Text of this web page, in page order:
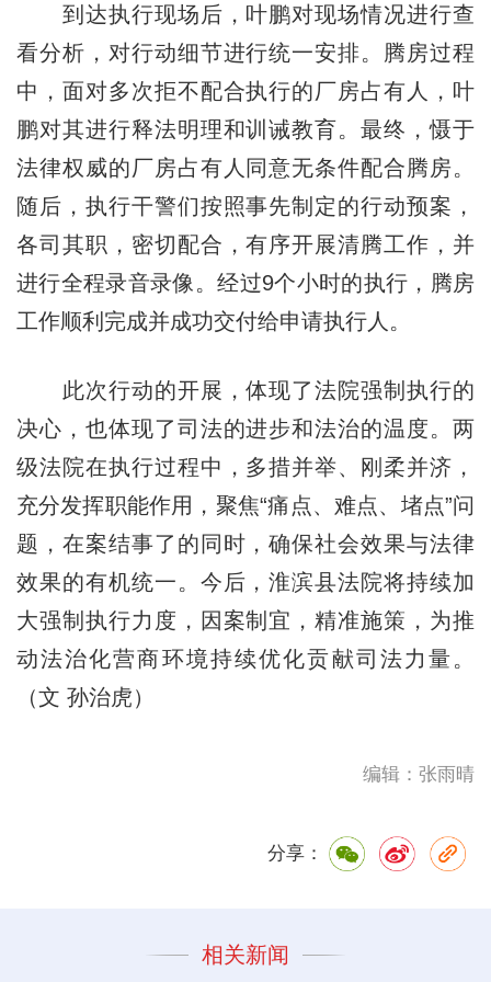
到达执行现场后，叶鹏对现场情况进行查
看分析，对行动细节进行统一安排。腾房过程
中，面对多次拒不配合执行的厂房占有人，叶
鹏对其进行释法明理和训诫教育。最终，慑于
法律权威的厂房占有人同意无条件配合腾房。
随后，执行干警们按照事先制定的行动预案，
各司其职，密切配合，有序开展清腾工作，并
进行全程录音录像。经过9个小时的执行，腾房
工作顺利完成并成功交付给申请执行人。
此次行动的开展，体现了法院强制执行的
决心，也体现了司法的进步和法治的温度。两
级法院在执行过程中，多措并举、刚柔并济，
充分发挥职能作用，聚焦“痛点、难点、堵点”问
题，在案结事了的同时，确保社会效果与法律
效果的有机统一。今后，淮滨县法院将持续加
大强制执行力度，因案制宜，精准施策，为推
动法治化营商环境持续优化贡献司法力量。
（文 孙治虎）
编辑：张雨晴
分享：
相关新闻